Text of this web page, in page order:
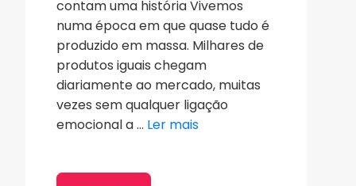
contam uma história Vivemos
numa época em que quase tudo é
produzido em massa. Milhares de
produtos iguais chegam
diariamente ao mercado, muitas
vezes sem qualquer ligação
emocional a ... Ler mais